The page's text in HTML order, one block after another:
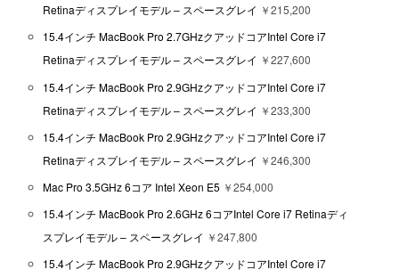
Retinaディスプレイモデル – スペースグレイ ￥215,200
15.4インチ MacBook Pro 2.7GHzクアッドコアIntel Core i7
Retinaディスプレイモデル – スペースグレイ ￥227,600
15.4インチ MacBook Pro 2.9GHzクアッドコアIntel Core i7
Retinaディスプレイモデル – スペースグレイ ￥233,300
15.4インチ MacBook Pro 2.9GHzクアッドコアIntel Core i7
Retinaディスプレイモデル – スペースグレイ ￥246,300
Mac Pro 3.5GHz 6コア Intel Xeon E5 ￥254,000
15.4インチ MacBook Pro 2.6GHz 6コアIntel Core i7 Retinaディ
スプレイモデル – スペースグレイ ￥247,800
15.4インチ MacBook Pro 2.9GHzクアッドコアIntel Core i7